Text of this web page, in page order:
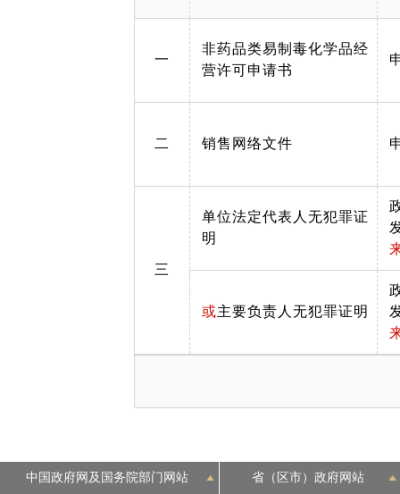
一
非药品类易制毒化学品经
营许可申请书
二 销售网络文件
三
单位法定代表人无犯罪证
明
或主要负责人无犯罪证明
中国政府网及国务院部门网站 省（区市）政府网站